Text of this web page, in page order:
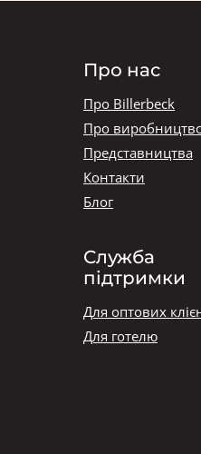
Про нас
Про Billerbeck
Про
Представництва
Контакти
Блог
Служба
підтримки
Для оптових
Для готелю